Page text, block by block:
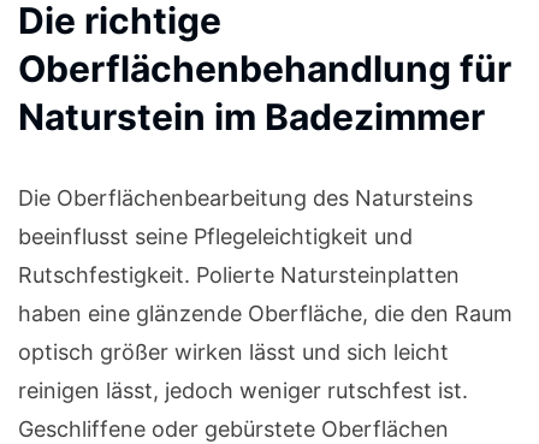
Die richtige
Oberflächenbehandlung für
Naturstein im Badezimmer
Die Oberflächenbearbeitung des Natursteins
beeinflusst seine Pflegeleichtigkeit und
Rutschfestigkeit. Polierte Natursteinplatten
haben eine glänzende Oberfläche, die den Raum
optisch größer wirken lässt und sich leicht
reinigen lässt, jedoch weniger rutschfest ist.
Geschliffene oder gebürstete Oberflächen